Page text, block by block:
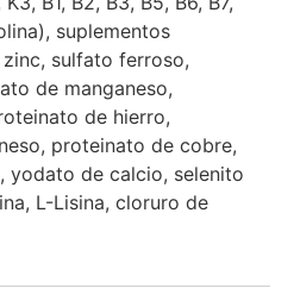
suplementos
sulfato ferroso,
de manganeso,
de hierro,
proteinato de cobre,
yodato de calcio, selenito
L-Lisina, cloruro de